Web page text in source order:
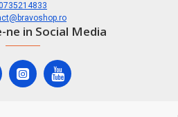
in Social Media